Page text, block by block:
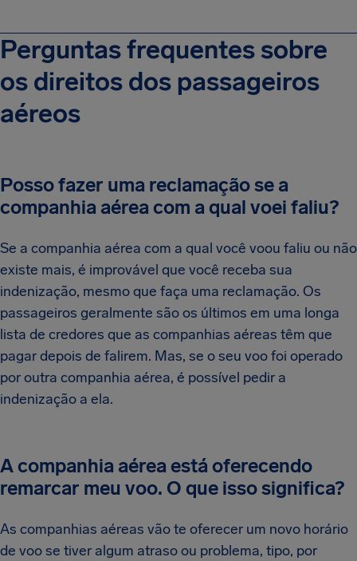
Perguntas frequentes sobre
os direitos dos passageiros
aéreos
Posso fazer uma reclamação se a
companhia aérea com a qual voei faliu?
Se a companhia aérea com a qual você voou faliu ou não
existe mais, é improvável que você receba sua
indenização, mesmo que faça uma reclamação. Os
passageiros geralmente são os últimos em uma longa
lista de credores que as companhias aéreas têm que
pagar depois de falirem. Mas, se o seu voo foi operado
por outra companhia aérea, é possível pedir a
indenização a ela.
A companhia aérea está oferecendo
remarcar meu voo. O que isso significa?
As companhias aéreas vão te oferecer um novo horário
de voo se tiver algum atraso ou problema, tipo, por